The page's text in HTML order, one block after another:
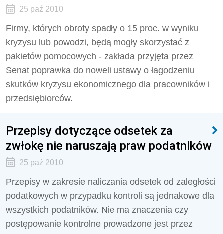
25 paź 2010
Firmy, których obroty spadły o 15 proc. w wyniku
kryzysu lub powodzi, będą mogły skorzystać z
pakietów pomocowych - zakłada przyjęta przez
Senat poprawka do noweli ustawy o łagodzeniu
skutków kryzysu ekonomicznego dla pracowników i
przedsiębiorców.
Przepisy dotyczące odsetek za
zwłokę nie naruszają praw podatników
25 paź 2010
Przepisy w zakresie naliczania odsetek od zaległości
podatkowych w przypadku kontroli są jednakowe dla
wszystkich podatników. Nie ma znaczenia czy
postępowanie kontrolne prowadzone jest przez